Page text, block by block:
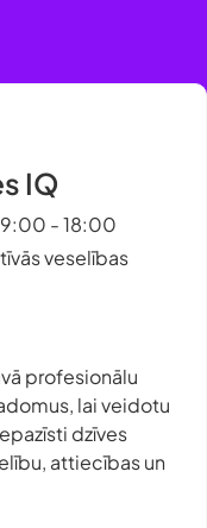
IQ
- 18:00
veselības
profesionālu
lai veidotu
dzīves
attiecības un